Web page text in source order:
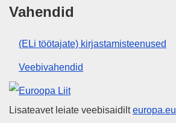
Vahendid
(ELi töötajate) kirjastamisteenused
Veebivahendid
Euroopa Liit
Lisateavet leiate veebisaidilteuropa.eu